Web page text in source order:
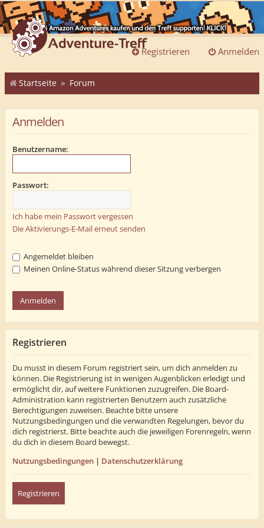
Anmelden
Registrieren
Startseite Forum
Anmelden
Benutzername:
Passwort:
Ich habe mein Passwort vergessen
Die Aktivierungs-E-Mail erneut senden
Angemeldet bleiben
Meinen Online-Status während dieser Sitzung verbergen
Registrieren
Du musst in diesem Forum registriert sein, um dich anmelden zu
können. Die Registrierung ist in wenigen Augenblicken erledigt und
ermöglicht dir, auf weitere Funktionen zuzugreifen. Die Board-
Administration kann registrierten Benutzern auch zusätzliche
Berechtigungen zuweisen. Beachte bitte unsere
Nutzungsbedingungen und die verwandten Regelungen, bevor du
dich registrierst. Bitte beachte auch die jeweiligen Forenregeln, wenn
du dich in diesem Board bewegst.
Nutzungsbedingungen | Datenschutzerklärung
Registrieren